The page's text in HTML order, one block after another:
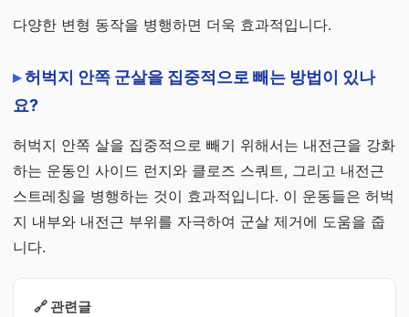
다양한 변형 동작을 병행하면 더욱 효과적입니다.
허벅지 안쪽 군살을 집중적으로 빼는 방법이 있나
요?
허벅지 안쪽 살을 집중적으로 빼기 위해서는 내전근을 강화
하는 운동인 사이드 런지와 클로즈 스쿼트, 그리고 내전근
스트레칭을 병행하는 것이 효과적입니다. 이 운동들은 허벅
지 내부와 내전근 부위를 자극하여 군살 제거에 도움을 줍
니다.
🔗 관련글